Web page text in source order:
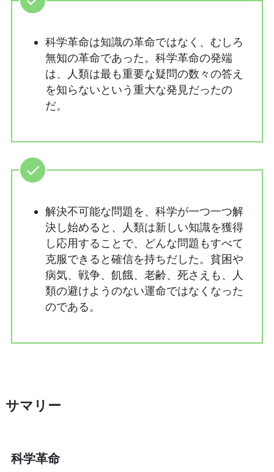
科学革命は知識の革命ではなく、むしろ
無知の革命であった。科学革命の発端
は、人類は最も重要な疑問の数々の答え
を知らないという重大な発見だったの
だ。
解決不可能な問題を、科学が一つ一つ解
決し始めると、人類は新しい知識を獲得
し応用することで、どんな問題もすべて
克服できると確信を持ちだした。貧困や
病気、戦争、飢餓、老齢、死さえも、人
類の避けようのない運命ではなくなった
のである。
サマリー
科学革命